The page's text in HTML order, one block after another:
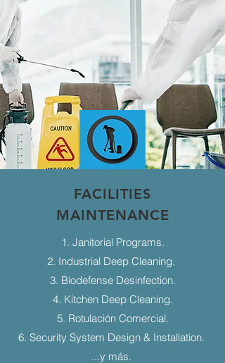
FACILITIES
MAINTENANCE
1. Janitorial Programs.
2. Industrial Deep Cleaning.
3. Biodefense Desinfection.
4. Kitchen Deep Cleaning.
5. Rotulación Comercial.
6. Security System Design & Installation.
...y más.